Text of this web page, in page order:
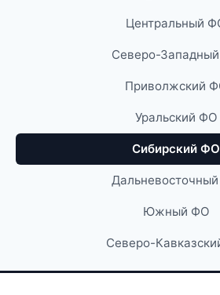
Центральный
Северо-
Приволжский
Уральский ФО
Сибирский ФО
Южный ФО
Северо-